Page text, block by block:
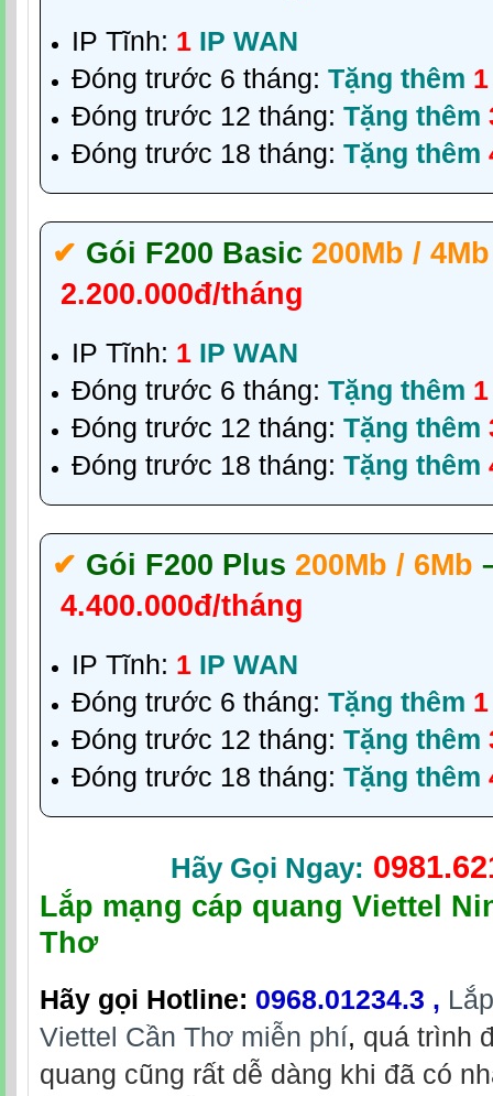
IP Tĩnh: 1 IP WAN
Đóng trước 6 tháng: Tặng thêm 1
Đóng trước 12 tháng: Tặng thêm
Đóng trước 18 tháng: Tặng thêm
✔‎ Gói F200 Basic 200Mb / 4Mb
2.200.000đ/tháng
IP Tĩnh: 1 IP WAN
Đóng trước 6 tháng: Tặng thêm 1
Đóng trước 12 tháng: Tặng thêm
Đóng trước 18 tháng: Tặng thêm
✔‎ Gói F200 Plus 200Mb / 6Mb
4.400.000đ/tháng
IP Tĩnh: 1 IP WAN
Đóng trước 6 tháng: Tặng thêm 1
Đóng trước 12 tháng: Tặng thêm
Đóng trước 18 tháng: Tặng thêm
Hãy Gọi Ngay:
Lắp mạng cáp quang Viettel
Thơ
Hãy gọi Hotline: 0968.01234.3 ,
Viettel Cần Thơ miễn phí, quá trình
quang cũng rất dễ dàng khi đã có